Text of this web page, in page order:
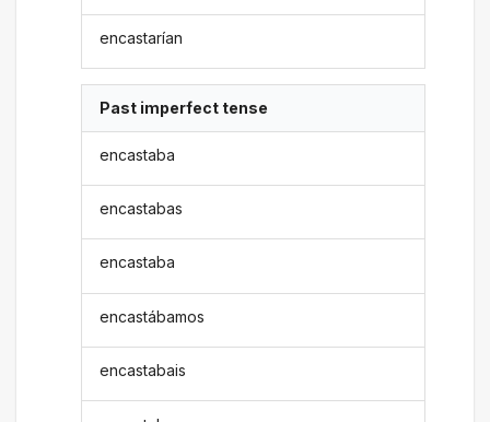
encastarían
Past imperfect tense
encastaba
encastabas
encastaba
encastábamos
encastabais